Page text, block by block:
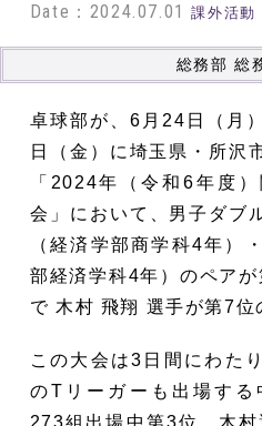
Date：2024.07.01 課外活動
総務部 総
卓球部が、6月24日（月
日（金）に埼玉県・所沢
「2024年（令和6年度
会」において、男子ダブ
（経済学部商学科4年）
部経済学科4年）のペア
で 木村 飛翔 選手が第7位
この大会は3日間にわた
のTリーガーも出場する
273組出場中第3位、木